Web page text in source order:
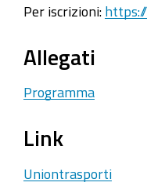
maggio
un
di
per
Per iscrizioni:
Allegati
Programma
Link
Uniontrasporti